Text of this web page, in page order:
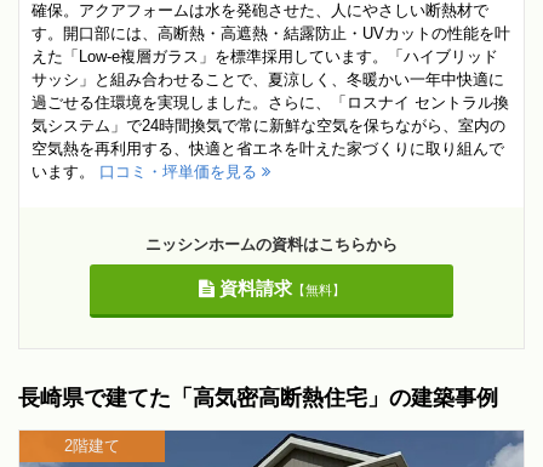
確保。アクアフォームは水を発砲させた、人にやさしい断熱材で
す。開口部には、高断熱・高遮熱・結露防止・UVカットの性能を叶
えた「Low-e複層ガラス」を標準採用しています。「ハイブリッド
サッシ」と組み合わせることで、夏涼しく、冬暖かい一年中快適に
過ごせる住環境を実現しました。さらに、「ロスナイ セントラル換
気システム」で24時間換気で常に新鮮な空気を保ちながら、室内の
空気熱を再利用する、快適と省エネを叶えた家づくりに取り組んで
います。 口コミ・坪単価を見る
ニッシンホームの資料はこちらから
資料請求【無料】
長崎県で建てた「高気密高断熱住宅」の建築事例
2階建て